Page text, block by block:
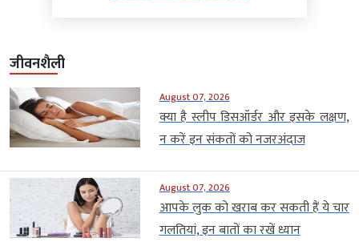
जीवनशैली
August 07, 2026
क्या है स्लीप डिसऑर्डर और इसके लक्षण,
न करें इन संकतों को नजरअंदाज
August 07, 2026
आपके लुक को खराब कर सकती हैं ये चार
गलतियां, इन बातों का रखें ध्यान